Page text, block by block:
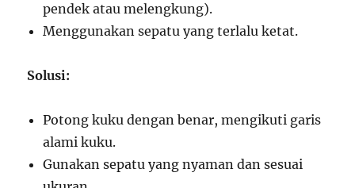
pendek atau melengkung).
Menggunakan sepatu yang terlalu ketat.
Solusi:
Potong kuku dengan benar, mengikuti garis
alami kuku.
Gunakan sepatu yang nyaman dan sesuai